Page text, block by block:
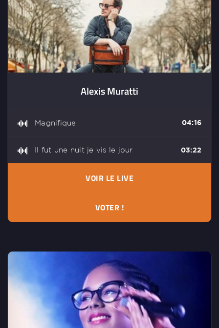
Alexis Muratti
Magnifique 04:16
Il fut une nuit je vis le jour 03:22
VOIR LE LIVE
VOTER !